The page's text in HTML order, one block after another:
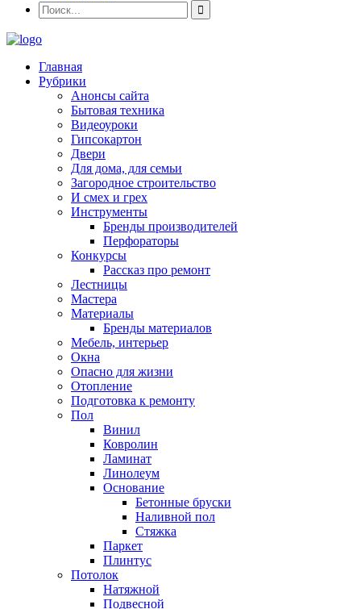
Главная
Рубрики
Анонсы сайта
Бытовая техника
Видеоуроки
Гипсокартон
Двери
Для дома, для семьи
Загородное строительство
И смех и грех
Инструменты
Бренды производителей
Перфораторы
Конкурсы
Рассказ про ремонт
Лестницы
Мастера
Материалы
Бренды материалов
Мебель, интерьер
Окна
Опасно для жизни
Отопление
Подготовка к ремонту
Пол
Винил
Ковролин
Ламинат
Линолеум
Основание
Бетонные бруски
Наливной пол
Стяжка
Паркет
Плинтус
Потолок
Натяжной
Подвесной